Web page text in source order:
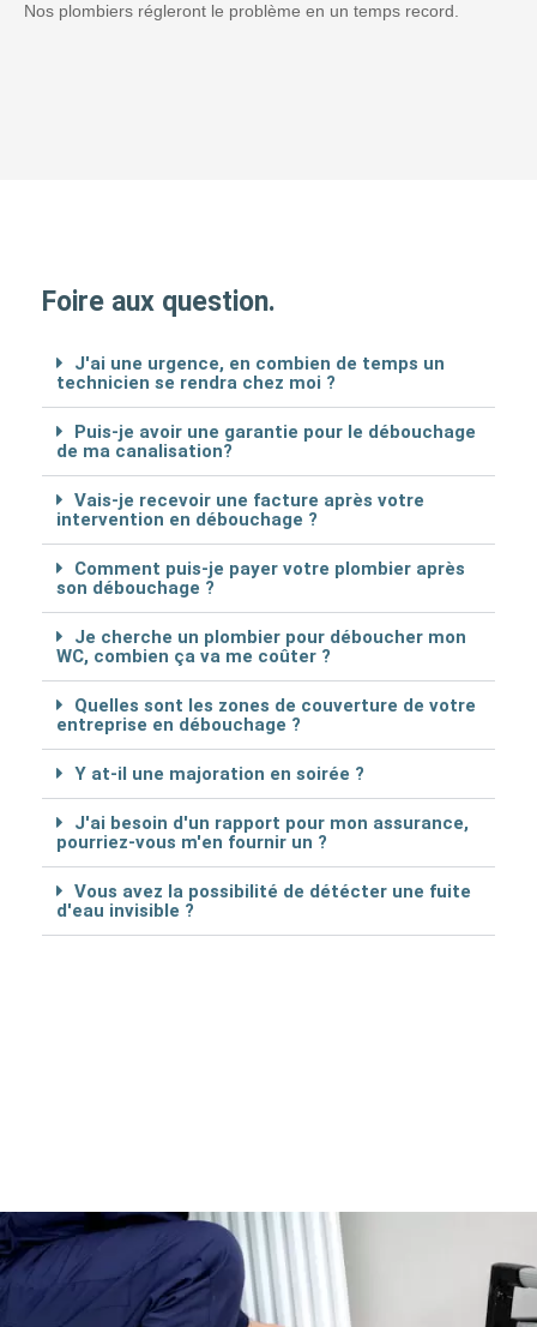
Nos plombiers régleront le problème en un temps record.
Foire aux question.
J'ai une urgence, en combien de temps un
technicien se rendra chez moi ?
Puis-je avoir une garantie pour le débouchage
de ma canalisation?
Vais-je recevoir une facture après votre
intervention en débouchage ?
Comment puis-je payer votre plombier après
son débouchage ?
Je cherche un plombier pour déboucher mon
WC, combien ça va me coûter ?
Quelles sont les zones de couverture de votre
entreprise en débouchage ?
Y at-il une majoration en soirée ?
J'ai besoin d'un rapport pour mon assurance,
pourriez-vous m'en fournir un ?
Vous avez la possibilité de détécter une fuite
d'eau invisible ?